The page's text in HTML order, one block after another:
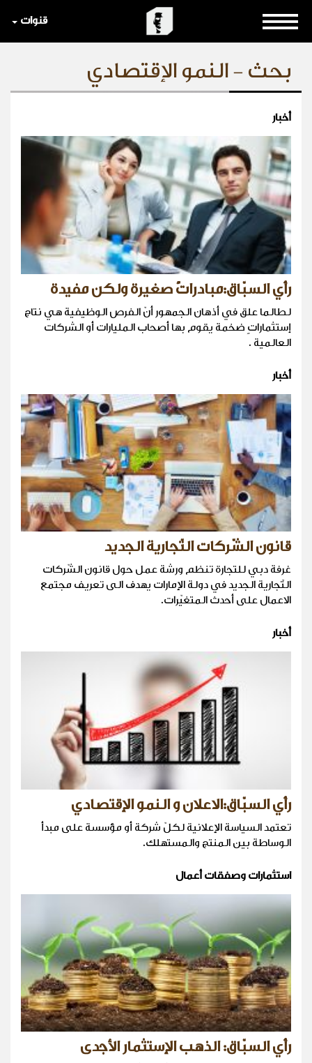
قنوات
بحث - النمو الإقتصادي
أخبار
رأي السبّاق:مبادراتٌ صغيرة ولكن مفيدة
لطالما علق في أذهان الجمهور أنّ الفرص الوظيفية هي نتاج
إستثماراتٍ ضخمة يقوم بها أصحاب المليارات أو الشركات
العالمية .
أخبار
قانون الشّركات التّجارية الجديد
غرفة دبي للتجارة تنظم ورشة عمل حول قانون الشّركات
التّجارية الجديد في دولة الإمارات يهدف الى تعريف مجتمع
الاعمال على أحدث المتغيّرات.
أخبار
رأي السبّاق:الاعلان و النمو الإقتصادي
تعتمد السياسة الإعلانية لكلّ شركة أو مؤسسة على مبدأ
الوساطة بين المنتج والمستهلك.
استثمارات وصفقات أعمال
رأي السبّاق: الذهب الإستثمار الأجدى